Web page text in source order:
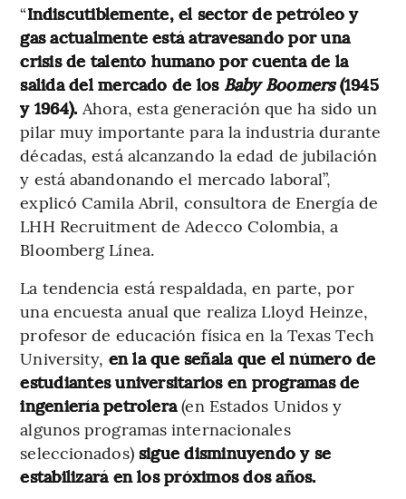
“Indiscutiblemente, el sector de petróleo y
gas actualmente está atravesando por una
crisis de talento humano por cuenta de la
salida del mercado de los Baby Boomers(1945
y 1964). Ahora, esta generación que ha sido un
pilar muy importante para la industria durante
décadas, está alcanzando la edad de jubilación
y está abandonando el mercado laboral”,
explicó Camila Abril, consultora de Energía de
LHH Recruitment de Adecco Colombia, a
Bloomberg Línea.
La tendencia está respaldada, en parte, por
una encuesta anual que realiza Lloyd Heinze,
profesor de educación física en la Texas Tech
University, en la que señala que el número de
estudiantes universitarios en programas de
ingeniería petrolera(en Estados Unidos y
algunos programas internacionales
seleccionados) sigue disminuyendo y se
estabilizará en los próximos dos años.